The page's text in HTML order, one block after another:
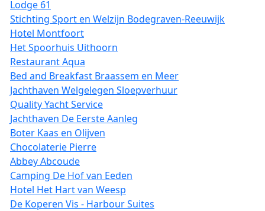
Lodge 61
Stichting Sport en Welzijn Bodegraven-Reeuwijk
Hotel Montfoort
Het Spoorhuis Uithoorn
Restaurant Aqua
Bed and Breakfast Braassem en Meer
Jachthaven Welgelegen Sloepverhuur
Quality Yacht Service
Jachthaven De Eerste Aanleg
Boter Kaas en Olijven
Chocolaterie Pierre
Abbey Abcoude
Camping De Hof van Eeden
Hotel Het Hart van Weesp
De Koperen Vis - Harbour Suites